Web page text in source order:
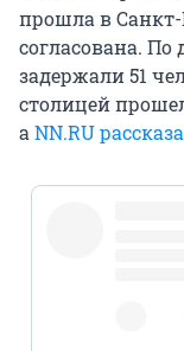
прошла в Санкт-
согласована.
задержали 51
столицей
аNN.RU